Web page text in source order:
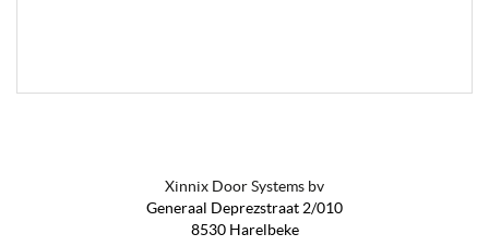
Xinnix Door Systems bv
Generaal Deprezstraat 2/010
8530 Harelbeke